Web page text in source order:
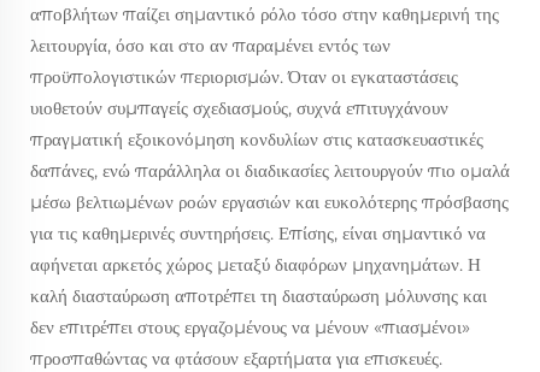
αποβλήτων παίζει σημαντικό ρόλο τόσο στην καθημερινή της
λειτουργία, όσο και στο αν παραμένει εντός των
προϋπολογιστικών περιορισμών. Όταν οι εγκαταστάσεις
υιοθετούν συμπαγείς σχεδιασμούς, συχνά επιτυγχάνουν
πραγματική εξοικονόμηση κονδυλίων στις κατασκευαστικές
δαπάνες, ενώ παράλληλα οι διαδικασίες λειτουργούν πιο ομαλά
μέσω βελτιωμένων ροών εργασιών και ευκολότερης πρόσβασης
για τις καθημερινές συντηρήσεις. Επίσης, είναι σημαντικό να
αφήνεται αρκετός χώρος μεταξύ διαφόρων μηχανημάτων. Η
καλή διασταύρωση αποτρέπει τη διασταύρωση μόλυνσης και
δεν επιτρέπει στους εργαζομένους να μένουν «πιασμένοι»
προσπαθώντας να φτάσουν εξαρτήματα για επισκευές.